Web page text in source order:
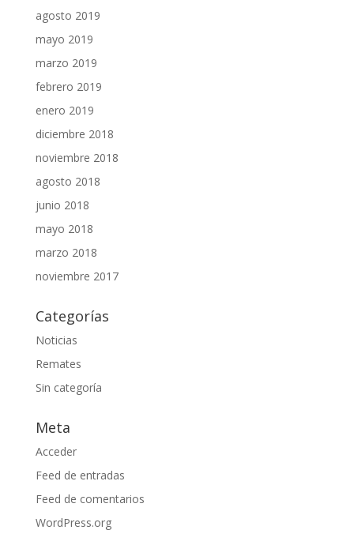
agosto 2019
mayo 2019
marzo 2019
febrero 2019
enero 2019
diciembre 2018
noviembre 2018
agosto 2018
junio 2018
mayo 2018
marzo 2018
noviembre 2017
Categorías
Noticias
Remates
Sin categoría
Meta
Acceder
Feed de entradas
Feed de comentarios
WordPress.org